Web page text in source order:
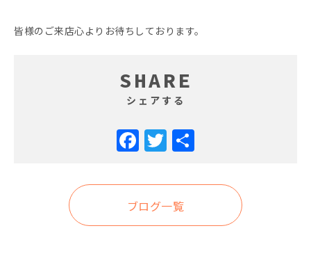
皆様のご来店心よりお待ちしております。
SHARE
シェアする
Facebook
Twitter
ブログ一覧